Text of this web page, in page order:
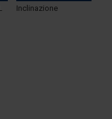
Inclinazione